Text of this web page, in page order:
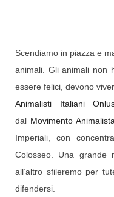
Scendiamo in piazza e
animali. Gli animali non
essere felici, devono
Animalisti Italiani
dal Movimento Animalista
Imperiali, con
Colosseo. Una grande
all’altro sfileremo per
difendersi.